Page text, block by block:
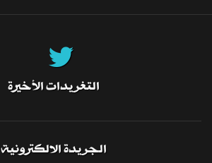
التغريدات الأخيرة
الجريدة الالكترونية